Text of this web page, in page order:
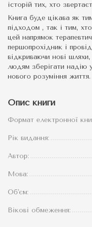
історій тих, хто
Книга буде цікава як
підходом , так і тим,
цей напрямок
першопрохідник і
відкриваючи нові
людям зберігати надію
нового розуміння життя.
Опис книги
Формат електронної
Рік видання:
Автор:
Мова:
Об'єм:
Вікові обмеження: